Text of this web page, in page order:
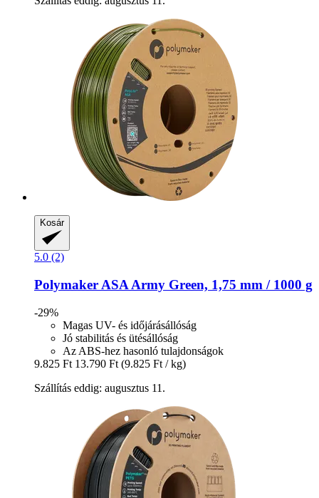
Kosár
5.0 (2)
Polymaker ASA Army Green, 1,75 mm / 1000 g
-29%
Magas UV- és időjárásállóság
Jó stabilitás és ütésállóság
Az ABS-hez hasonló tulajdonságok
9.825 Ft 13.790 Ft (9.825 Ft / kg)
Szállítás eddig: augusztus 11.